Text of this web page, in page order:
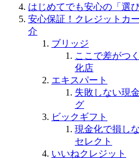
はじめてでも安心の「選
安心保証！クレジットカ
介
ブリッジ
ここで差がつ
化店
エキスパート
失敗しない現
グ
ビックギフト
現金化で損し
セレクト
いいねクレジット